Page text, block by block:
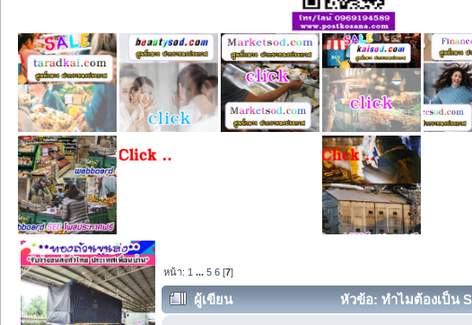
หน้า: 1 ...5 6 [7]
ผู้เขียน หัวข้อ: ทำไมต้องเป็น